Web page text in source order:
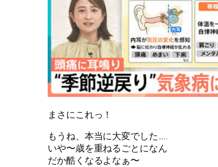
まさにこれっ！
もうね、本当に大変でした…..
いや〜歳を重ねるごとになん
だか酷くなるよなぁ〜